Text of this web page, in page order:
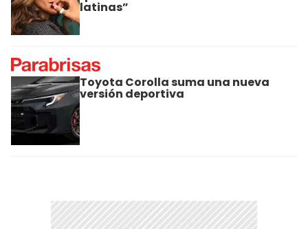
latinas”
Toyota Corolla suma una nueva
versión deportiva